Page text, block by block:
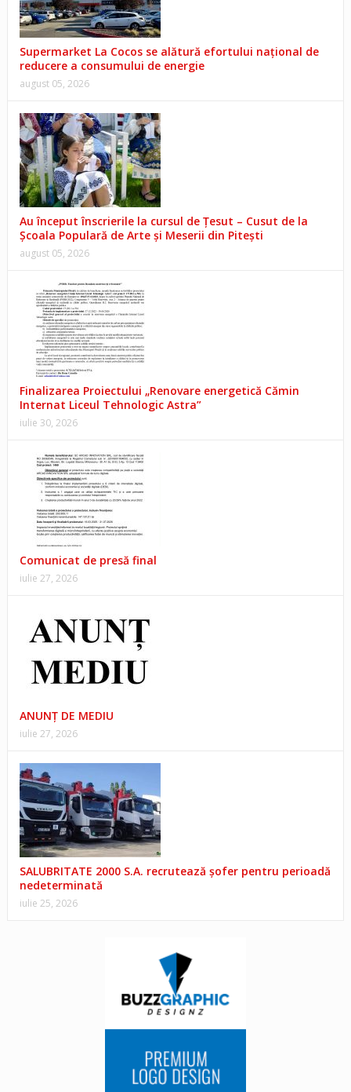
Supermarket La Cocos se alătură efortului național de
reducere a consumului de energie
august 05, 2026
Au început înscrierile la cursul de Țesut – Cusut de la
Școala Populară de Arte și Meserii din Pitești
august 05, 2026
Finalizarea Proiectului „Renovare energetică Cămin
Internat Liceul Tehnologic Astra”
iulie 30, 2026
Comunicat de presă final
iulie 27, 2026
ANUNŢ DE MEDIU
iulie 27, 2026
SALUBRITATE 2000 S.A. recrutează șofer pentru perioadă
nedeterminată
iulie 25, 2026